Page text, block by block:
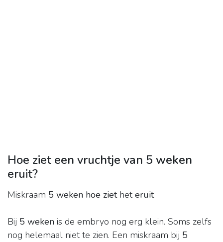
Hoe ziet een vruchtje van 5 weken
eruit?
Miskraam 5 weken hoe zietheteruit
Bij 5 weken is de embryo nog erg klein. Soms zelfs
nog helemaal niet te zien. Een miskraam bij 5